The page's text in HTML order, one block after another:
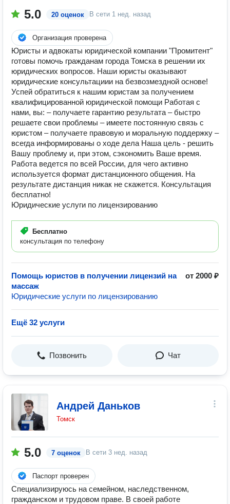
5.0 20 оценок В сети 1 нед. назад
Организация проверена
Юристы и адвокаты юридической компании "Промитент"
готовы помочь гражданам города Томска в решении их
юридических вопросов. Наши юристы оказывают
юридические консультациии на безвозмездной основе!
Успей обратиться к нашим юристам за получением
квалифицированной юридической помощи Работая с
нами, вы: – получаете гарантию результата – быстро
решаете свои проблемы – имеете постоянную связь с
юристом – получаете правовую и моральную поддержку –
всегда информированы о ходе дела Наша цель - решить
Вашу проблему и, при этом, сэкономить Ваше время.
Работа ведется по всей России, для чего активно
используется формат дистанционного общения. На
результате дистанция никак не скажется. Консультация
бесплатно!
Юридические услуги по лицензированию
Бесплатно
консультация по телефону
Помощь юристов в получении лицензий на
массаж
от 2000 ₽
Юридические услуги по лицензированию
Ещё 32 услуги
Позвонить Чат
Андрей Даньков
Томск
5.0 7 оценок В сети 3 нед. назад
Паспорт проверен
Специализируюсь на семейном, наследственном,
гражданском и трудовом праве. В своей работе